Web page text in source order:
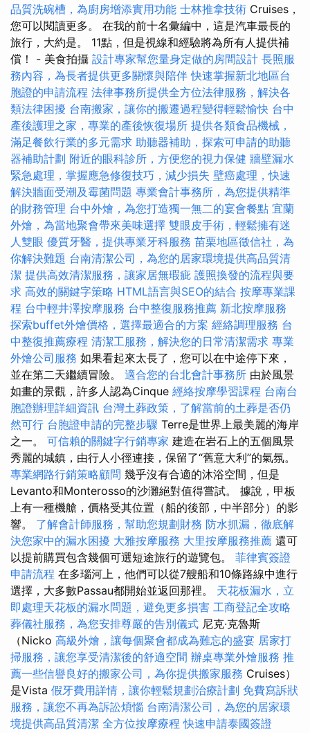
品質洗碗槽，為廚房增添實用功能 士林推拿技術 Cruises，
您可以閱讀更多。 在我的前十名彙編中，這是汽車最長的
旅行，大約是。 11點，但是視線和經驗將為所有人提供補
償！ - 美食拍攝 設計專家幫您量身定做的房間設計 長照服
務內容，為長者提供更多關懷與陪伴 快速掌握新北地區台
胞證的申請流程 法律事務所提供全方位法律服務，解決各
類法律困擾 台南搬家，讓你的搬遷過程變得輕鬆愉快 台中
產後護理之家，專業的產後恢復場所 提供各類食品機械，
滿足餐飲行業的多元需求 助聽器補助，探索可申請的助聽
器補助計劃 附近的眼科診所，方便您的視力保健 牆壁漏水
緊急處理，掌握應急修復技巧，減少損失 壁癌處理，快速
解決牆面受潮及霉菌問題 專業會計事務所，為您提供精準
的財務管理 台中外燴，為您打造獨一無二的宴會餐點 宜蘭
外燴，為當地聚會帶來美味選擇 雙眼皮手術，輕鬆擁有迷
人雙眼 優質牙醫，提供專業牙科服務 苗栗地區徵信社，為
你解決難題 台南清潔公司，為您的居家環境提供高品質清
潔 提供高效清潔服務，讓家居無瑕疵 護照換發的流程與要
求 高效的關鍵字策略 HTML語言與SEO的結合 按摩專業課
程 台中輕井澤按摩服務 台中整復服務推薦 新北按摩服務
探索buffet外燴價格，選擇最適合的方案 經絡調理服務 台
中整復推薦療程 清潔工服務，解決您的日常清潔需求 專業
外燴公司服務 如果看起來太長了，您可以在中途停下來，
並在第二天繼續冒險。 適合您的台北會計事務所 由於風景
如畫的景觀，許多人認為Cinque 經絡按摩學習課程 台南台
胞證辦理詳細資訊 台灣土葬政策，了解當前的土葬是否仍
然可行 台胞證申請的完整步驟 Terre是世界上最美麗的海岸
之一。 可信賴的關鍵字行銷專家 建造在岩石上的五個風景
秀麗的城鎮，由行人小徑連接，保留了“舊意大利”的氣氛。
專業網路行銷策略顧問 幾乎沒有合適的沐浴空間，但是
Levanto和Monterosso的沙灘絕對值得嘗試。 據說，甲板
上有一種機艙，價格受其位置（船的後部，中半部分）的影
響。 了解會計師服務，幫助您規劃財務 防水抓漏，徹底解
決您家中的漏水困擾 大雅按摩服務 大里按摩服務推薦 還可
以提前購買包含幾個可選短途旅行的遊覽包。 菲律賓簽證
申請流程 在多瑙河上，他們可以從7艘船和10條路線中進行
選擇，大多數Passau都開始並返回那裡。 天花板漏水，立
即處理天花板的漏水問題，避免更多損害 工商登記全攻略
葬儀社服務，為您安排尊嚴的告別儀式 尼克·克魯斯
（Nicko 高級外燴，讓每個聚會都成為難忘的盛宴 居家打
掃服務，讓您享受清潔後的舒適空間 辦桌專業外燴服務 推
薦一些信譽良好的搬家公司，為你提供搬家服務 Cruises）
是Vista 假牙費用詳情，讓你輕鬆規劃治療計劃 免費寫訴狀
服務，讓您不再為訴訟煩惱 台南清潔公司，為您的居家環
境提供高品質清潔 全方位按摩療程 快速申請泰國簽證